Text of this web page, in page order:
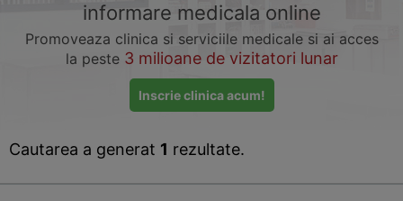
informare medicala online
Promoveaza clinica si serviciile medicale si ai acces
la peste 3 milioane de vizitatori lunar
Inscrie clinica acum!
Cautarea a generat 1 rezultate.